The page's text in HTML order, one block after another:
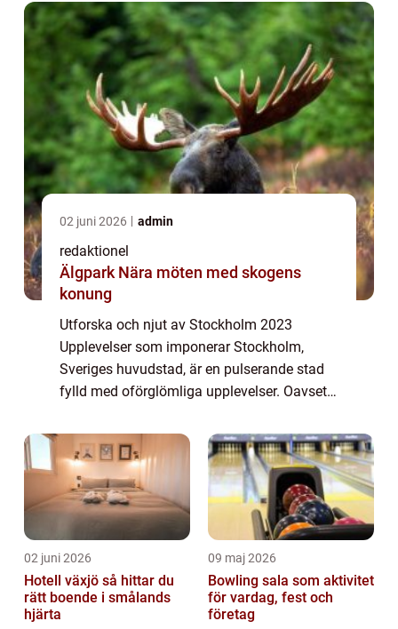
ett ...
02 juni 2026 admin
redaktionel
Älgpark Nära möten med skogens
konung
Utforska och njut av Stockholm 2023
Upplevelser som imponerar Stockholm,
Sveriges huvudstad, är en pulserande stad
fylld med oförglömliga upplevelser. Oavsett
ditt första besök, erbjuder Stockholm 2023
ett ...
02 juni 2026
Hotell växjö så hittar du
rätt boende i smålands
hjärta
09 maj 2026
Bowling sala som aktivitet
för vardag, fest och
företag